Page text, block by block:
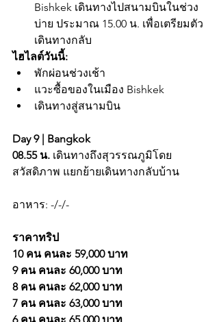
Bishkek เดินทางไปสนามบินในช่วง
บ่าย ประมาณ 15.00 น. เพื่อเตรียมตัว
เดินทางกลับ
ไฮไลต์วันนี้:
พักผ่อนช่วงเช้า
แวะซื้อของในเมือง Bishkek
เดินทางสู่สนามบิน
Day 9 | Bangkok
08.55 น. เดินทางถึงสุวรรณภูมิโดย
สวัสดิภาพ แยกย้ายเดินทางกลับบ้าน
อาหาร: -/-/-
ราคาทริป
10 คน คนละ 59,000 บาท
9 คน คนละ 60,000 บาท
8 คน คนละ 62,000 บาท
7 คน คนละ 63,000 บาท